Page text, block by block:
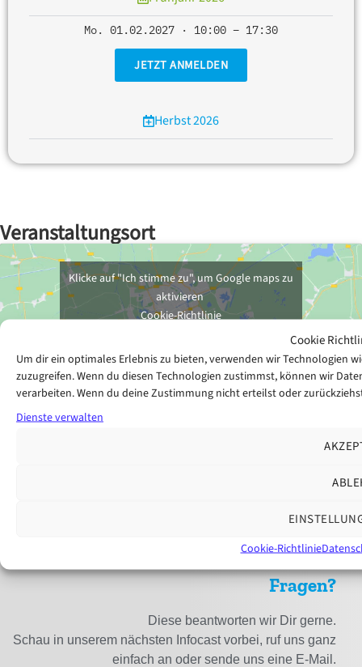
Cookie
Um dir ein optimales Erlebnis zu bieten, verwenden wir Technologien
zuzugreifen. Wenn du diesen Technologien zustimmst, können wir
verarbeiten. Wenn du deine Zustimmung nicht erteilst oder
Dienste verwalten
Cookie-Richtlinie
Mo. 01.02.2027 · 10:00 – 17:30
JETZT ANMELDEN
Herbst 2026
Veranstaltungsort
Klicke auf "Ich stimme zu", um Google maps zu
aktivieren
Cookie-Richtlinie
Stresstest – schriftliche Heilpraktikerprüfung
Du benötigst Beratung oder hast noch
Fragen?
Diese beantworten wir Dir gerne.
Schau in unserem nächsten Infocast vorbei, ruf uns ganz
einfach an oder sende uns eine E-Mail.